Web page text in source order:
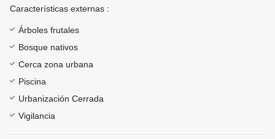
Características externas :
Árboles frutales
Bosque nativos
Cerca zona urbana
Piscina
Urbanización Cerrada
Vigilancia